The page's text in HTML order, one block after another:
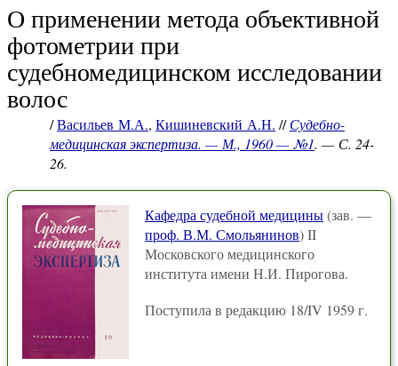
О применении метода объективной
фотометрии при
судебномедицинском исследовании
волос
/Васильев М.А., Кишиневский А.Н. //Судебно-
медицинская экспертиза. — М., 1960 — №1. — С. 24-
26.
Кафедра судебной медицины(зав. —
проф. В.М. Смольянинов) II
Московского медицинского
института имени Н.И. Пирогова.
Поступила в редакцию 18/IV 1959 г.